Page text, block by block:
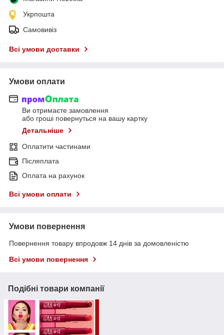
Укрпошта
Самовивіз
Всі умови доставки
Умови оплати
Ви отримаєте замовлення
або гроші повернуться на вашу картку
Детальніше
Оплатити частинами
Післяплата
Оплата на рахунок
Всі умови оплати
Умови повернення
Повернення товару впродовж 14 днів за домовленістю
Всі умови повернення
Подібні товари компанії